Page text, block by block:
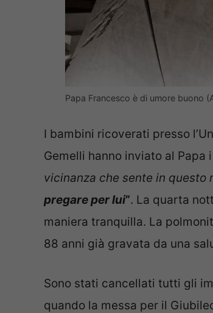
Papa Francesco è di umore buono
I bambini ricoverati presso
Gemelli hanno inviato al Papa
vicinanza che sente in questo
pregare per lui”. La quarta
maniera tranquilla. La
88 anni già gravata da una
Sono stati cancellati tutti gli
quando la messa per il